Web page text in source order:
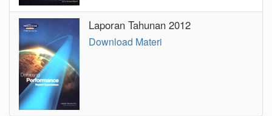
Laporan Tahunan 2012
Download Materi